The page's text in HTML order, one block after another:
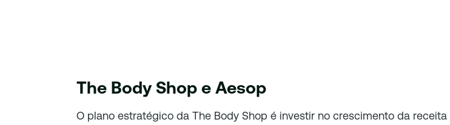
The Body Shop e Aesop
O plano estratégico da The Body Shop é investir no crescimento da receita